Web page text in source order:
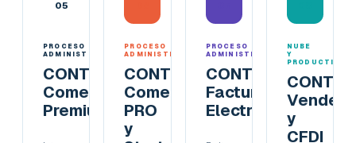
05
PROCESO
ADMINISTRATIVO
CONTPAQi®
Comercial
Premium
PROCESO
ADMINISTRATIVO
CONTPAQi®
Comercial
PRO
y
PROCESO
ADMINISTRATIVO
CONTPAQi®
Factura
Electrónica
NUBE
Y
Vende
y
CFDI